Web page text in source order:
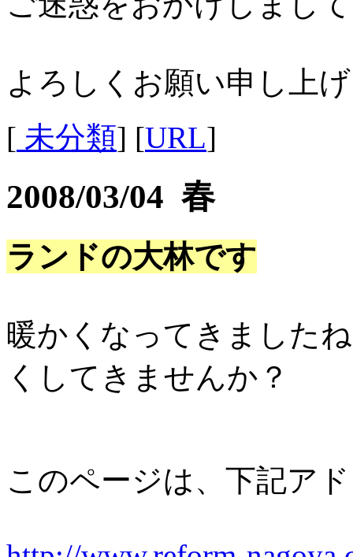
よろしくお願い申し上
[ 未分類] [URL]
2008/03/04 春
ランドの大林です
暖かくなってきました
くしてきませんか？
このページは、下記ア